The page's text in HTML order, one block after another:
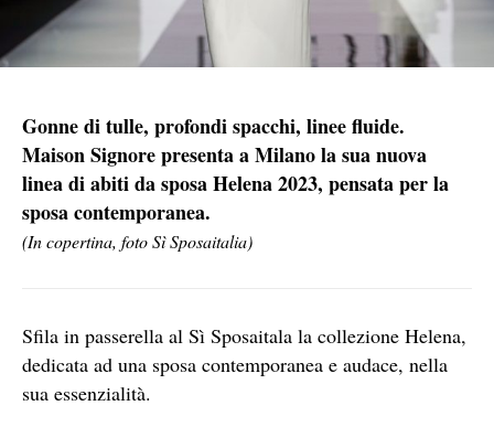
Gonne di tulle, profondi spacchi, linee fluide.
Maison Signore presenta a Milano la sua nuova
linea di abiti da sposa Helena 2023, pensata per la
sposa contemporanea.
(In copertina, foto Sì Sposaitalia)
Sfila in passerella al Sì Sposaitala la collezione Helena,
dedicata ad una sposa contemporanea e audace, nella
sua essenzialità.